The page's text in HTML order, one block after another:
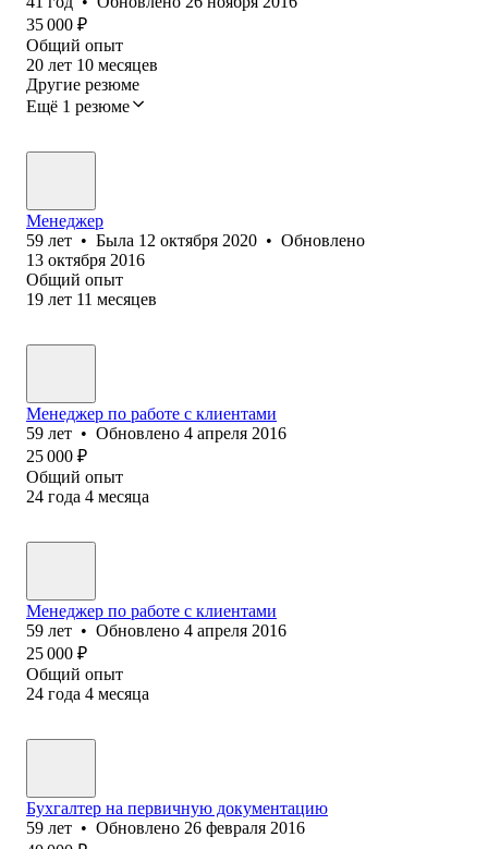
35 000 ₽
Общий опыт
20 лет 10 месяцев
Другие резюме
Ещё 1 резюме
Менеджер
59 лет • Была 12 октября 2020 • Обновлено
13 октября 2016
Общий опыт
19 лет 11 месяцев
Менеджер по работе с клиентами
59 лет • Обновлено 4 апреля 2016
25 000 ₽
Общий опыт
24 года 4 месяца
Менеджер по работе с клиентами
59 лет • Обновлено 4 апреля 2016
25 000 ₽
Общий опыт
24 года 4 месяца
Бухгалтер на первичную документацию
59 лет • Обновлено 26 февраля 2016